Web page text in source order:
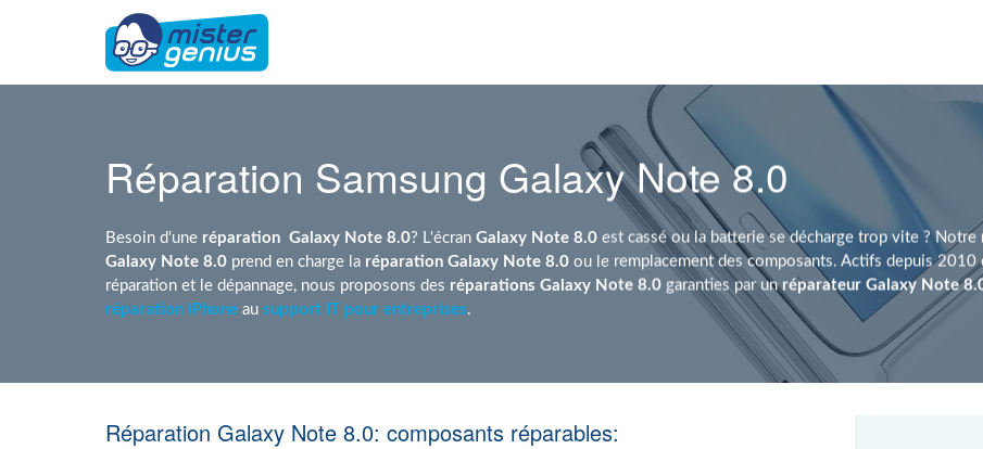
Réparation Samsung Galaxy Note 8.0
Besoin d'une réparation Galaxy Note 8.0? L'écran Galaxy Note 8.0 est cassé ou la batterie se décharge trop vite ? Notre
Galaxy Note 8.0 prend en charge la réparation Galaxy Note 8.0 ou le remplacement des composants. Actifs depuis 2010
réparation et le dépannage, nous proposons des réparations Galaxy Note 8.0 garanties par unréparateur Galaxy Note
réparation iPhone au support IT pour entreprises.
Réparation Galaxy Note 8.0: composants réparables: